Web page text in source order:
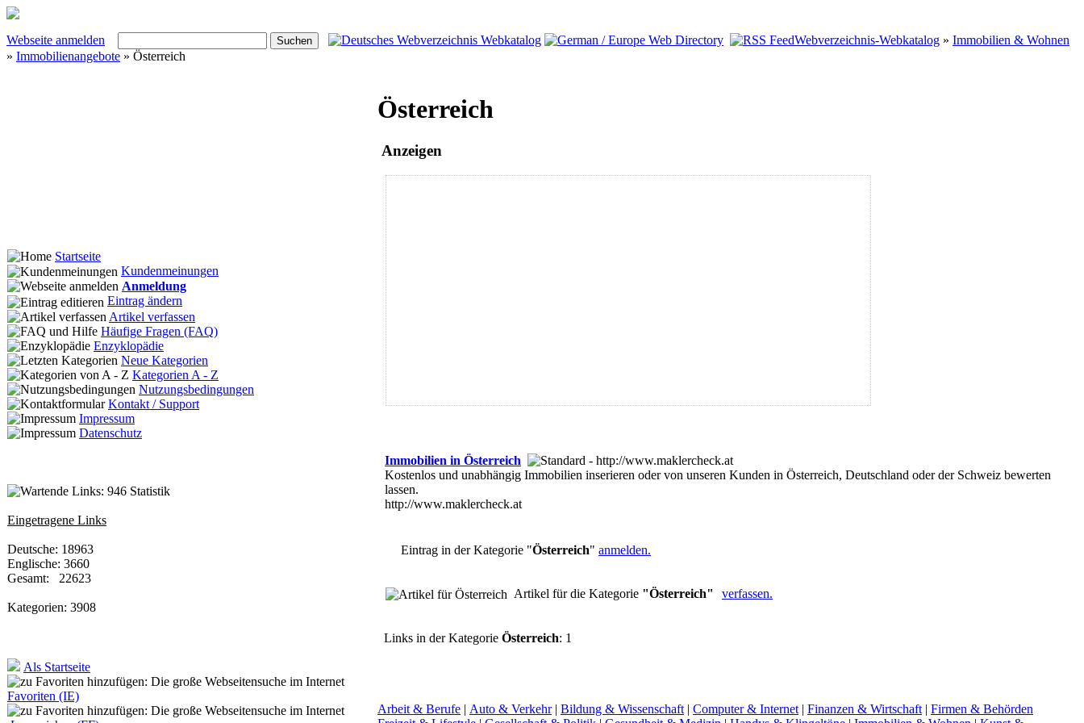
Webseite anmelden Webverzeichnis-Webkatalog » Immobilien & Wohnen
» Immobilienangebote » Österreich
Startseite
Kundenmeinungen
Anmeldung
Eintrag ändern
Artikel verfassen
Häufige Fragen (FAQ)
Enzyklopädie
Neue Kategorien
Kategorien A - Z
Nutzungsbedingungen
Kontakt / Support
Impressum
Datenschutz
Statistik
Eingetragene Links
Deutsche: 18963
Englische: 3660
Gesamt: 22623
Kategorien: 3908
Als Startseite
Favoriten (IE)
Österreich
Anzeigen
Immobilien in Österreich
Kostenlos und unabhängig Immobilien inserieren oder von unseren Kunden in Österreich, Deutschland oder der Schweiz bewerten
lassen.
http://www.maklercheck.at
Eintrag in der Kategorie "Österreich" anmelden.
Artikel für die Kategorie "Österreich" verfassen.
Links in der Kategorie Österreich: 1
Arbeit & Berufe | Auto & Verkehr| Bildung & Wissenschaft | Computer & Internet | Finanzen & Wirtschaft | Firmen & Behörden